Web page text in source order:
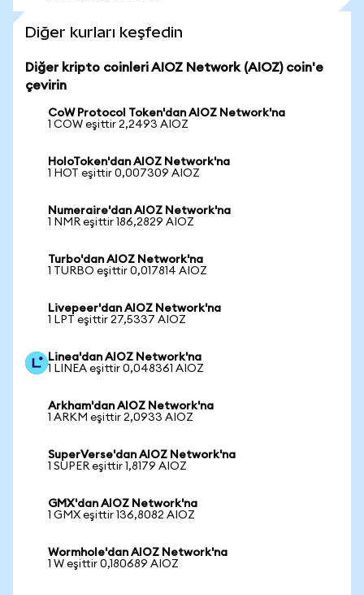
Diğer kurları keşfedin
Diğer kripto coinleri AIOZ Network (AIOZ) coin'e
çevirin
CoW Protocol Token'dan AIOZ Network'na
1 COW eşittir 2,2493 AIOZ
HoloToken'dan AIOZ Network'na
1 HOT eşittir 0,007309 AIOZ
Numeraire'dan AIOZ Network'na
1 NMR eşittir 186,2829 AIOZ
Turbo'dan AIOZ Network'na
1 TURBO eşittir 0,017814 AIOZ
Livepeer'dan AIOZ Network'na
1 LPT eşittir 27,5337 AIOZ
Linea'dan AIOZ Network'na
1 LINEA eşittir 0,048361 AIOZ
Arkham'dan AIOZ Network'na
1 ARKM eşittir 2,0933 AIOZ
SuperVerse'dan AIOZ Network'na
1 SUPER eşittir 1,8179 AIOZ
GMX'dan AIOZ Network'na
1 GMX eşittir 136,8082 AIOZ
Wormhole'dan AIOZ Network'na
1 W eşittir 0,180689 AIOZ